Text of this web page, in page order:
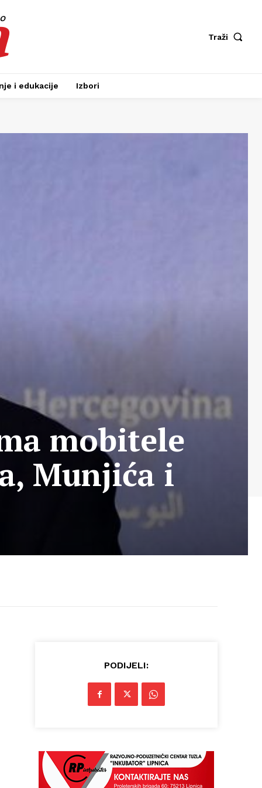
Traži
i edukacije Izbori
mobitele
Munjića i
PODIJELI: